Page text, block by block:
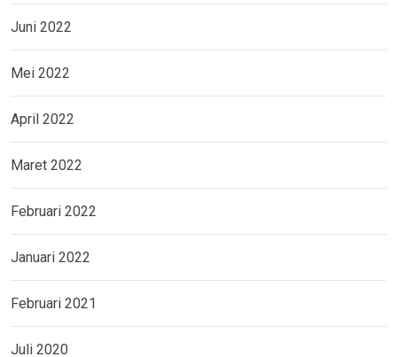
Juni 2022
Mei 2022
April 2022
Maret 2022
Februari 2022
Januari 2022
Februari 2021
Juli 2020